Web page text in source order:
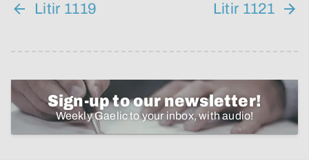
Litir 1119 Litir 1121
Sign-up to our newsletter!
Weekly Gaelic to your inbox, with audio!